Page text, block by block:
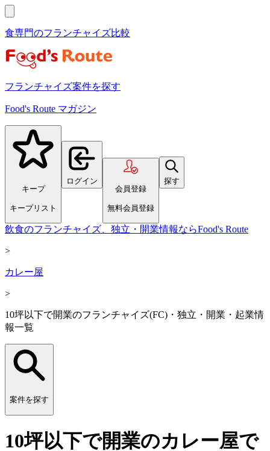
食専門のフランチャイズ比較
フランチャイズ案件を探す
Food's Route マガジン
キープ
キープリスト
ログイン
会員登録
無料会員登録
探す
飲食のフランチャイズ、独立・開業情報ならFood's Route
>
カレー屋
>
10坪以下で開業のフランチャイズ(FC)・独立・開業・起業情
報一覧
案件を探す
10坪以下で開業のカレー屋で